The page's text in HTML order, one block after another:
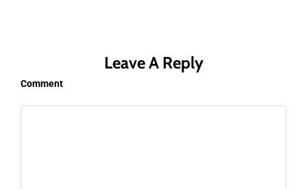
Leave A Reply
Comment